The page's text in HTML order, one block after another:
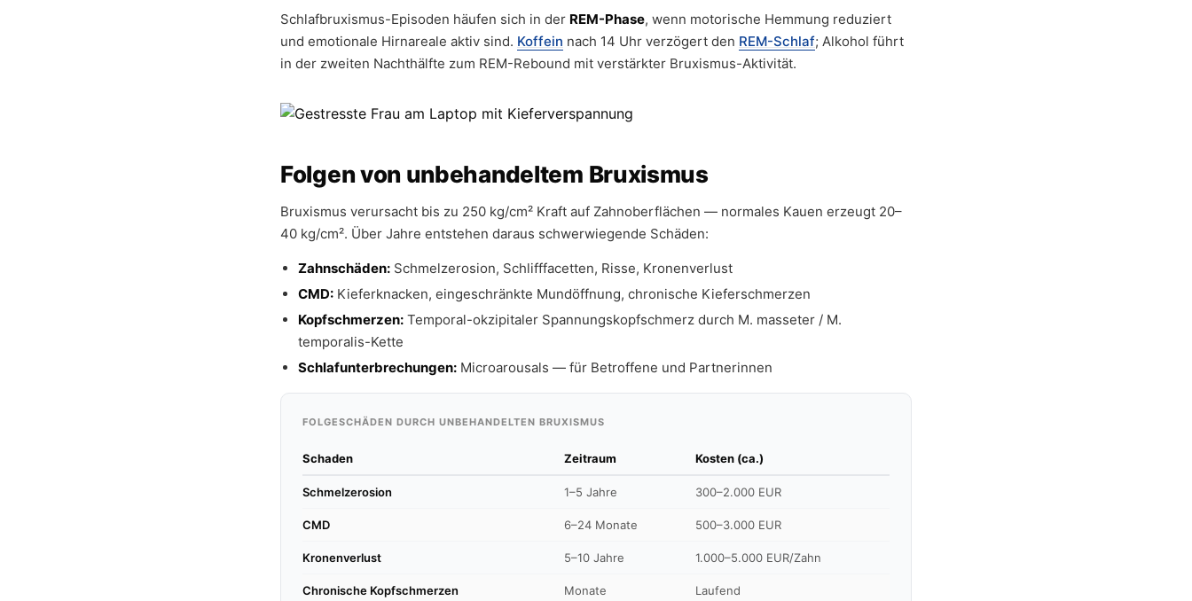
Schlafbruxismus-Episoden häufen sich in der REM-Phase, wenn motorische Hemmung reduziert
und emotionale Hirnareale aktiv sind. Koffein nach 14 Uhr verzögert den REM-Schlaf; Alkohol führt
in der zweiten Nachthälfte zum REM-Rebound mit verstärkter Bruxismus-Aktivität.
Folgen von unbehandeltem Bruxismus
Bruxismus verursacht bis zu 250 kg/cm² Kraft auf Zahnoberflächen — normales Kauen erzeugt 20–
40 kg/cm². Über Jahre entstehen daraus schwerwiegende Schäden:
Zahnschäden: Schmelzerosion, Schlifffacetten, Risse, Kronenverlust
CMD: Kieferknacken, eingeschränkte Mundöffnung, chronische Kieferschmerzen
Kopfschmerzen: Temporal-okzipitaler Spannungskopfschmerz durch M. masseter / M.
temporalis-Kette
Schlafunterbrechungen: Microarousals — für Betroffene und Partnerinnen
FOLGESCHÄDEN DURCH UNBEHANDELTEN BRUXISMUS
Schaden Zeitraum Kosten (ca.)
Schmelzerosion 1–5 Jahre 300–2.000 EUR
CMD 6–24 Monate 500–3.000 EUR
Kronenverlust 5–10 Jahre 1.000–5.000 EUR/Zahn
Chronische Kopfschmerzen Monate Laufend